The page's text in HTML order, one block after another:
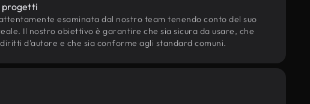
progetti
esaminata dal nostro team tenendo conto del suo
Il nostro obiettivo è garantire che sia sicura da usare, che
d'autore e che sia conforme agli standard comuni.